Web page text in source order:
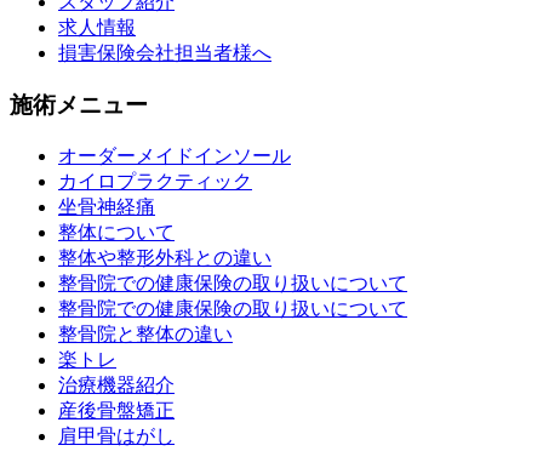
求人情報
損害保険会社担当者様へ
施術メニュー
オーダーメイドインソール
カイロプラクティック
坐骨神経痛
整体について
整体や整形外科との違い
整骨院での健康保険の取り扱いについて
整骨院での健康保険の取り扱いについて
整骨院と整体の違い
楽トレ
治療機器紹介
産後骨盤矯正
肩甲骨はがし